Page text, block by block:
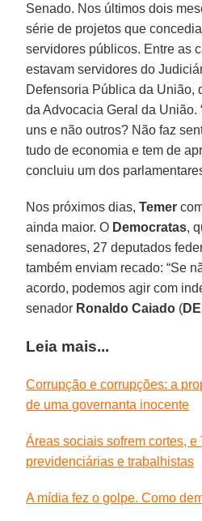
Senado. Nos últimos dois
série de projetos que
servidores públicos. Entre as
estavam servidores do
Defensoria Pública da União,
da Advocacia Geral da União.
uns e não outros? Não faz
tudo de economia e tem de
concluiu um dos
Nos próximos dias,Temer
ainda maior. O Democratas,
senadores, 27 deputados
também enviam recado: “Se
acordo, podemos agir com
senador Ronaldo Caiado (
Leia mais...
Corrupção e corrupções: a
de uma governanta inocente
Áreas sociais sofrem cortes,
previdenciárias e trabalhistas
A mídia fez o golpe. Como